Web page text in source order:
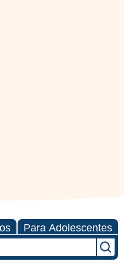
Para Adolescentes